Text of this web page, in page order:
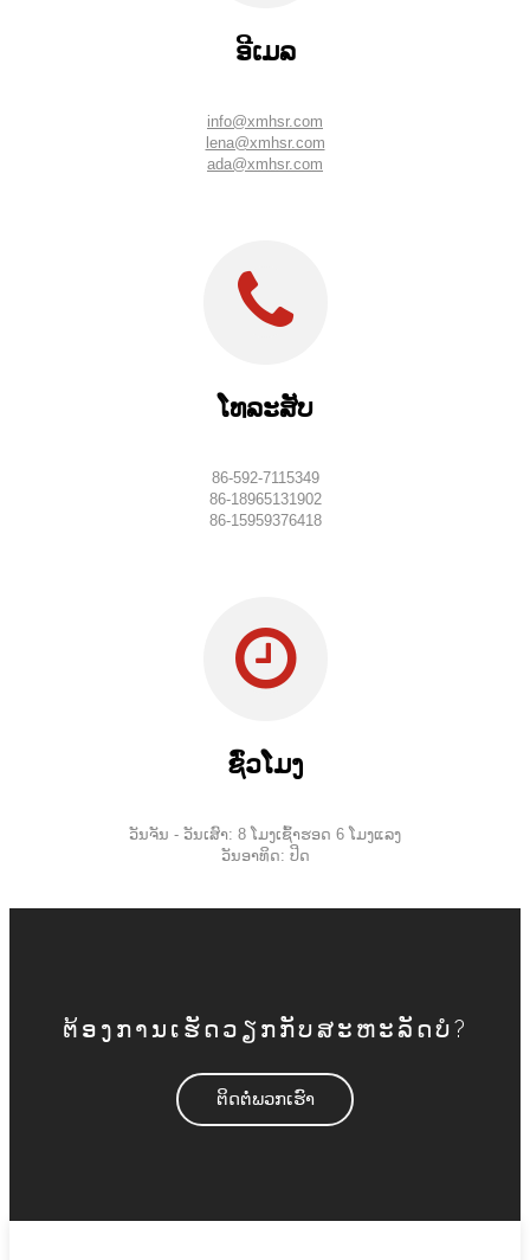
ອີເມລ
info@xmhsr.com
lena@xmhsr.com
ada@xmhsr.com
ໂທລະສັບ
86-592-7115349
86-18965131902
86-15959376418
ຊົ່ວໂມງ
ວັນຈັນ - ວັນເສົາ: 8 ໂມງເຊົ້າຮອດ 6 ໂມງແລງ
ວັນອາທິດ: ປິດ
ຕ້ອງການເຮັດວຽກກັບສະຫະລັດບໍ?
ຕິດ​ຕໍ່​ພວກ​ເຮົາ